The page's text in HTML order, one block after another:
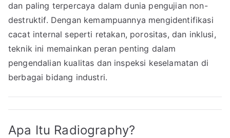
dan paling terpercaya dalam dunia pengujian non-
destruktif. Dengan kemampuannya mengidentifikasi
cacat internal seperti retakan, porositas, dan inklusi,
teknik ini memainkan peran penting dalam
pengendalian kualitas dan inspeksi keselamatan di
berbagai bidang industri.
Apa Itu Radiography?